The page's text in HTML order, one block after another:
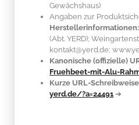
Gewächshaus)
Angaben zur
Herstellerinformationen:
(Abt. YERD);
kontakt@yerd.de;
Kanonische (offizielle)
Fruehbeet-mit-Alu-
Kurze URL-
yerd.de/?a=24491 ➔